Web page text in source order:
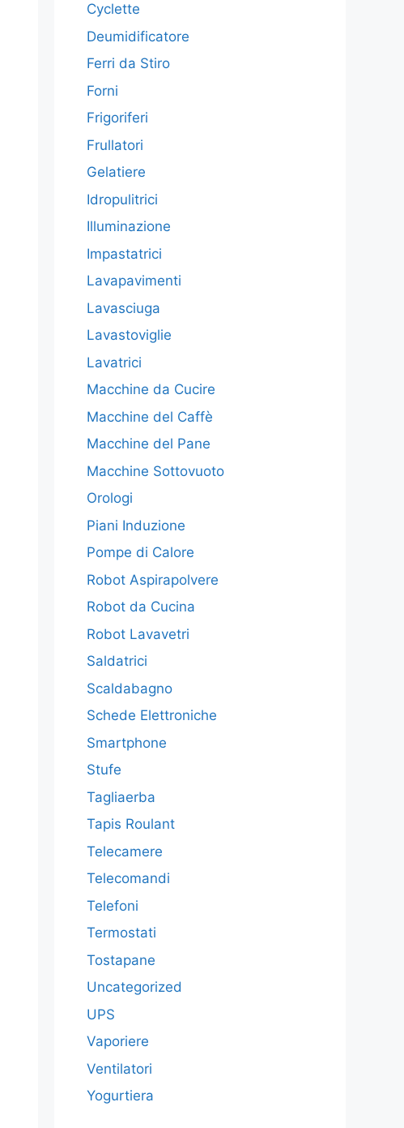
Cyclette
Deumidificatore
Ferri da Stiro
Forni
Frigoriferi
Frullatori
Gelatiere
Idropulitrici
Illuminazione
Impastatrici
Lavapavimenti
Lavasciuga
Lavastoviglie
Lavatrici
Macchine da Cucire
Macchine del Caffè
Macchine del Pane
Macchine Sottovuoto
Orologi
Piani Induzione
Pompe di Calore
Robot Aspirapolvere
Robot da Cucina
Robot Lavavetri
Saldatrici
Scaldabagno
Schede Elettroniche
Smartphone
Stufe
Tagliaerba
Tapis Roulant
Telecamere
Telecomandi
Telefoni
Termostati
Tostapane
Uncategorized
UPS
Vaporiere
Ventilatori
Yogurtiera